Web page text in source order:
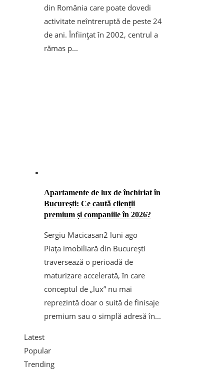
din România care poate dovedi
activitate neîntreruptă de peste 24
de ani. Înființat în 2002, centrul a
rămas p...
Apartamente de lux de închiriat în
București: Ce caută clienții
premium și companiile în 2026?
Sergiu Macicasan2 luni ago
Piața imobiliară din București
traversează o perioadă de
maturizare accelerată, în care
conceptul de „lux” nu mai
reprezintă doar o suită de finisaje
premium sau o simplă adresă în...
Latest
Popular
Trending